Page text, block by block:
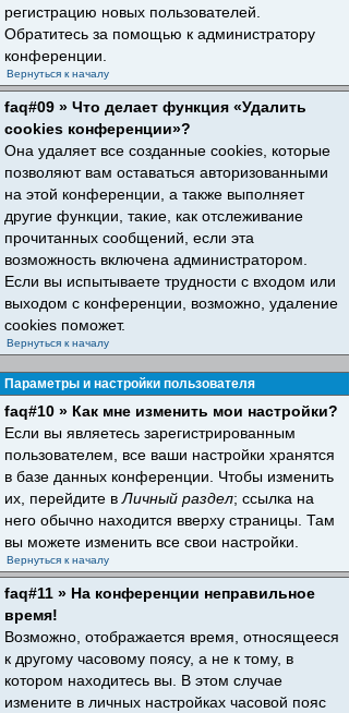
регистрацию новых пользователей.
Обратитесь за помощью к администратору
конференции.
Вернуться к началу
faq#09 » Что делает функция «Удалить
cookies конференции»?
Она удаляет все созданные cookies, которые
позволяют вам оставаться авторизованными
на этой конференции, а также выполняет
другие функции, такие, как отслеживание
прочитанных сообщений, если эта
возможность включена администратором.
Если вы испытываете трудности с входом или
выходом с конференции, возможно, удаление
cookies поможет.
Вернуться к началу
Параметры и настройки пользователя
faq#10 » Как мне изменить мои настройки?
Если вы являетесь зарегистрированным
пользователем, все ваши настройки хранятся
в базе данных конференции. Чтобы изменить
их, перейдите в Личный раздел; ссылка на
него обычно находится вверху страницы. Там
вы можете изменить все свои настройки.
Вернуться к началу
faq#11 » На конференции неправильное
время!
Возможно, отображается время, относящееся
к другому часовому поясу, а не к тому, в
котором находитесь вы. В этом случае
измените в личных настройках часовой пояс